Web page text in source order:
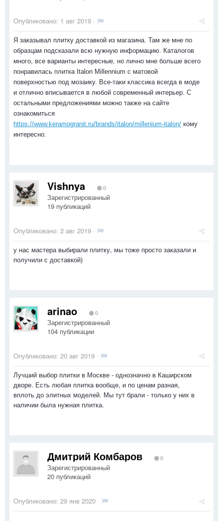
Опубликовано: 1 авг 2019 ·
Я заказывал плитку доставкой из магазина. Там же мне по
образцам подсказали всю нужную информацию. Каталогов
много, все варианты интересные, но лично мне больше всего
понравилась плитка Italon Millennium с матовой
поверхностью под мозаику. Все-таки классика всегда в моде
и отлично вписывается в любой современный интерьер. С
остальными предложениями можно также на сайте
ознакомиться
https://www.keramogranit.ru/brands/italon/millenium-italon/ кому
интересно.
Vishnya 0
Зарегистрированный
19 публикаций
Опубликовано: 2 авг 2019 ·
у нас мастера выбирали плитку, мы тоже просто заказали и
получили с доставкой)
arinao 0
Зарегистрированный
104 публикации
Опубликовано: 20 авг 2019 ·
Лучший выбор плитки в Москве - однозначно в Каширском
дворе. Есть любая плитка вообще, и по ценам разная,
вплоть до элитных моделей. Мы тут брали - только у них в
наличии была нужная плитка.
Дмитрий Комбаров 0
Зарегистрированный
20 публикаций
Опубликовано: 29 янв 2020 ·